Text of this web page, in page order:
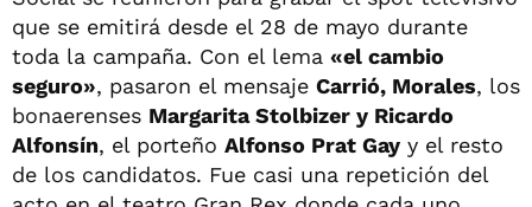
que se emitirá desde el 28 de mayo durante
toda la campaña. Con el lema «el cambio
seguro», pasaron el mensaje Carrió, Morales, los
bonaerenses Margarita Stolbizer y Ricardo
Alfonsín, el porteño Alfonso Prat Gay y el resto
de los candidatos. Fue casi una repetición del